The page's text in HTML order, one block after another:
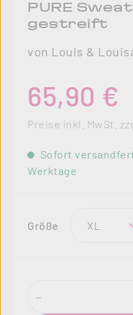
PURE
gestreift
von Louis &
65,90 €
Preise inkl. MwSt.
Sofort
Werktage
Größe auswählen
Produkt